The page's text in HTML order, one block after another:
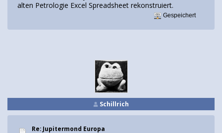
alten Petrologie Excel Spreadsheet rekonstruiert.
Gespeichert
Schillrich
Re: Jupitermond Europa